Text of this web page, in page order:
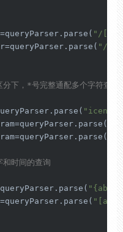
"/
"/
下，*号完整通配多个字符查
时间的查询
queryParser.parse( "{abc
=queryParser.parse( "[abc